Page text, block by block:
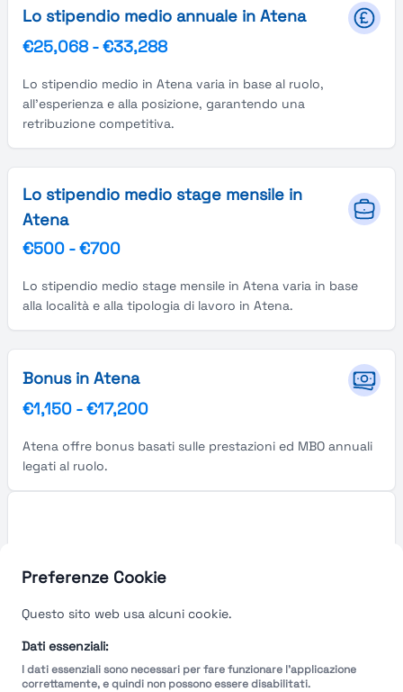
Preferenze Cookie
Questo sito web usa alcuni cookie.
Dati essenziali:
I dati essenziali sono necessari per fare funzionare l'applicazione
correttamente, e quindi non possono essere disabilitati.
Lo stipendio medio annuale in Atena
€25,068 -€33,288
Lo stipendio medio in Atena varia in base al ruolo,
all'esperienza e alla posizione, garantendo una
retribuzione competitiva.
Lo stipendio medio stage mensile in
Atena
€500 -€700
Lo stipendio medio stage mensile in Atena varia in base
alla località e alla tipologia di lavoro in Atena.
Bonus in Atena
€1,150 -€17,200
Atena offre bonus basati sulle prestazioni ed MBO annuali
legati al ruolo.